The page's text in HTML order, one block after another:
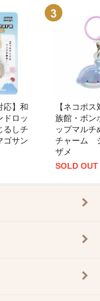
応】和
ドロッ
るしチ
サン
【ネコポ
族館・ボン
ップマルチ
チャーム
ザメ
SOLD OUT